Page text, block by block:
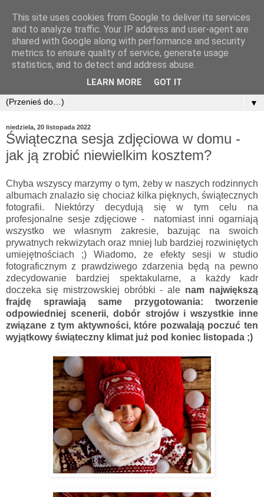
▼
niedziela, 20 listopada 2022
Świąteczna sesja zdjęciowa w domu -
jak ją zrobić niewielkim kosztem?
Chyba wszyscy marzymy o tym, żeby w naszych rodzinnych
albumach znalazło się chociaż kilka pięknych, świątecznych
fotografii. Niektórzy decydują się w tym celu na
profesjonalne sesje zdjęciowe - natomiast inni ogarniają
wszystko we własnym zakresie, bazując na swoich
prywatnych rekwizytach oraz mniej lub bardziej rozwiniętych
umiejętnościach ;) Wiadomo, że efekty sesji w studio
fotograficznym z prawdziwego zdarzenia będą na pewno
zdecydowanie bardziej spektakularne, a każdy kadr
doczeka się mistrzowskiej obróbki - ale nam największą
frajdę sprawiają same przygotowania: tworzenie
odpowiedniej scenerii, dobór strojów i wszystkie inne
związane z tym aktywności, które pozwalają poczuć ten
wyjątkowy świąteczny klimat już pod koniec listopada ;)
This site uses cookies from Google to deliver its services
and to analyze traffic. Your IP address and user-agent are
shared with Google along with performance and security
metrics to ensure quality of service, generate usage
statistics, and to detect and address abuse.
LEARN MORE GOT IT